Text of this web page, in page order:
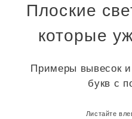
Плоские
которые
Примеры вывесок
букв с
Листайте